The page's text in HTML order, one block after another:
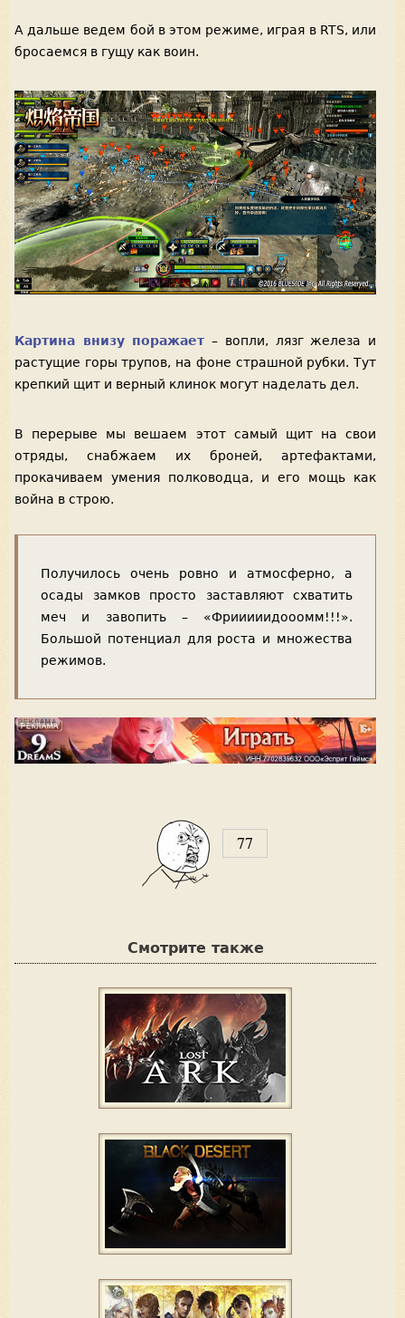
А дальше ведем бой в этом режиме, играя в RTS, или
бросаемся в гущу как воин.
Картина внизу поражает – вопли, лязг железа и
растущие горы трупов, на фоне страшной рубки. Тут
крепкий щит и верный клинок могут наделать дел.
В перерыве мы вешаем этот самый щит на свои
отряды, снабжаем их броней, артефактами,
прокачиваем умения полководца, и его мощь как
война в строю.
Получилось очень ровно и атмосферно, а
осады замков просто заставляют схватить
меч и завопить – «Фрииииидооомм!!!».
Большой потенциал для роста и множества
режимов.
77
e
p
!
Смотрите также